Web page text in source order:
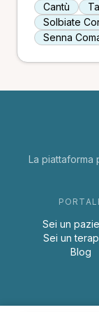
Cantù
Solbiate
Senna
La piattaforma
Sei un
Sei un
Blog